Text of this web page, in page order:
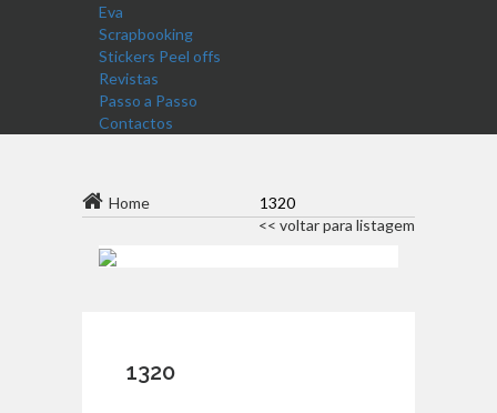
Eva
Scrapbooking
Stickers Peel offs
Revistas
Passo a Passo
Contactos
Home
1320
<< voltar para listagem
1320